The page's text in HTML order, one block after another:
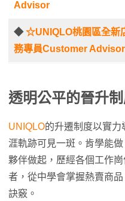
Advisor
◆☆UNIQLO桃園區全新
務專員Customer Advisor
透明公平的晉升
UNIQLO的升遷制度以實
涯軌跡可見一斑。肯學能
夥伴做起，歷經各個工作
者，從中學會掌握熱賣商
訣竅。